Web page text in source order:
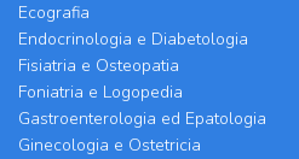
Ecografia
Endocrinologia e Diabetologia
Fisiatria e Osteopatia
Foniatria e Logopedia
Gastroenterologia ed Epatologia
Ginecologia e Ostetricia